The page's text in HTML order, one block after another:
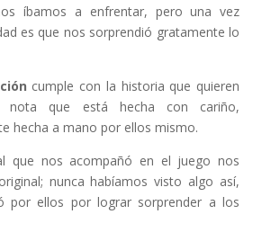
íbamos a enfrentar, pero una vez
es que nos sorprendió gratamente lo
cumple con la historia que quieren
que está hecha con cariño,
hecha a mano por ellos mismo.
que nos acompañó en el juego nos
nunca habíamos visto algo así,
por ellos por lograr sorprender a los